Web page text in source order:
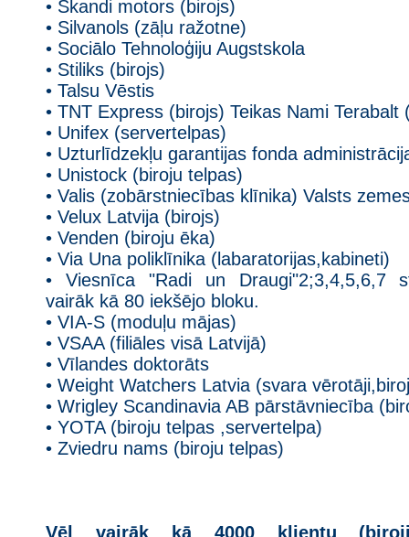
• Skandi motors (birojs)
• Silvanols (zāļu ražotne)
• Sociālo Tehnoloģiju Augstskola
• Stiliks (birojs)
• Talsu Vēstis
• TNT Express (birojs) Teikas Nami
• Unifex (servertelpas)
• Uzturlīdzekļu garantijas fonda
• Unistock (biroju telpas)
• Valis (zobārstniecības klīnika) Valsts
• Velux Latvija (birojs)
• Venden (biroju ēka)
• Via Una poliklīnika (labaratorijas,kabineti)
• Viesnīca "Radi un Draugi"2;3,4,5,6,7
vairāk kā 80 iekšējo bloku.
• VIA-S (moduļu mājas)
• VSAA (filiāles visā Latvijā)
• Vīlandes doktorāts
• Weight Watchers Latvia (svara
• Wrigley Scandinavia AB pārstāvniecība
• YOTA (biroju telpas ,servertelpa)
• Zviedru nams (biroju telpas)
Vēl vairāk kā 4000 klientu